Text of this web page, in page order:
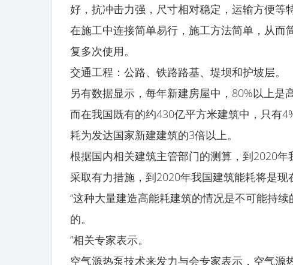
好，抗冲击力强，尺寸相对稳定，运输方便等特
在施工中连接简单易行，施工方法简单，从而
复多次使用。
交通工程：公路、铁路路基、堤坝和护坡层。
另有数据显示，每年新建房屋中，80%以上是
而在我国既有的约430亿平方米建筑中，只有
耗为发达国家新建建筑的3倍以上。
根据国内相关建筑主管部门的测算，到2020
采取有力措施，到2020年我国建筑能耗将是现
“这种大量建造高能耗建筑的情况是不可能持
的。
”相关专家表示。
空气源热泵技术来发力与会专家表示，空气